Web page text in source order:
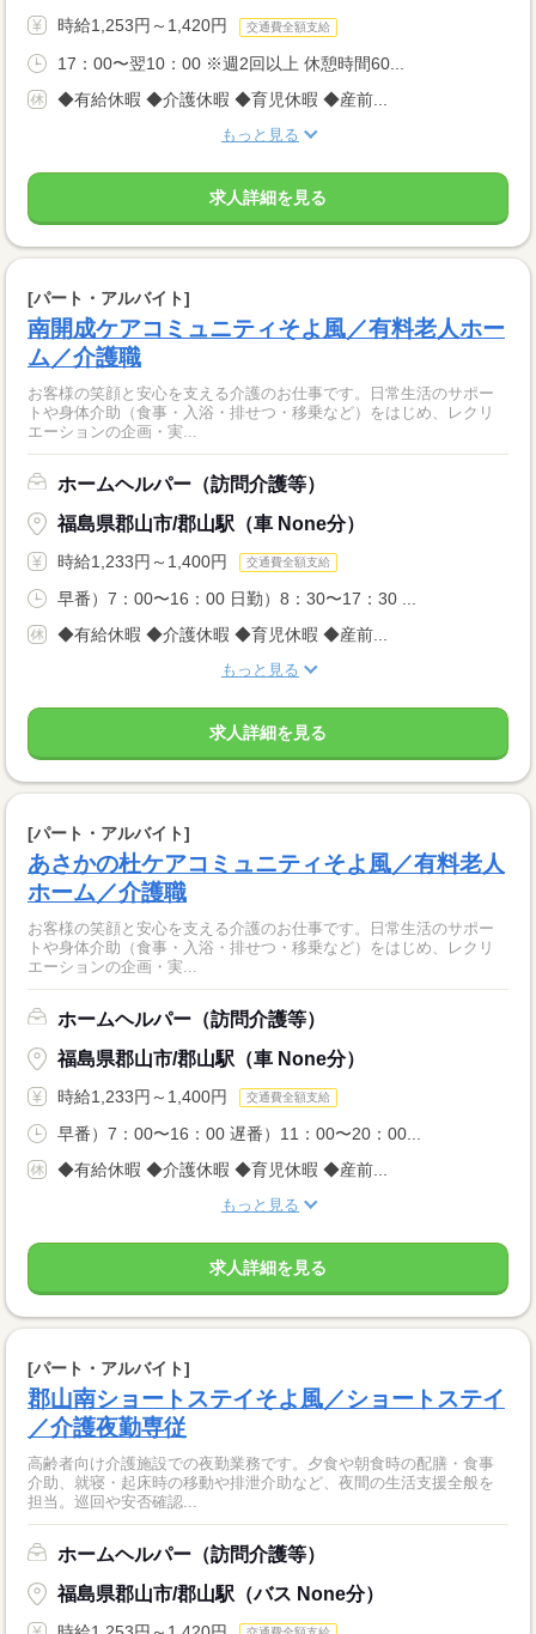
時給1,253円～1,420円 交通費全額支給
17：00〜翌10：00 ※週2回以上 休憩時間60...
◆有給休暇 ◆介護休暇 ◆育児休暇 ◆産前...
もっと見る
求人詳細を見る
[パート・アルバイト]
南開成ケアコミュニティそよ風／有料老人ホー
ム／介護職
お客様の笑顔と安心を支える介護のお仕事です。日常生活のサポー
トや身体介助（食事・入浴・排せつ・移乗など）をはじめ、レクリ
エーションの企画・実...
ホームヘルパー（訪問介護等）
福島県郡山市/郡山駅（車 None分）
時給1,233円～1,400円 交通費全額支給
早番）7：00〜16：00 日勤）8：30〜17：30 ...
◆有給休暇 ◆介護休暇 ◆育児休暇 ◆産前...
もっと見る
求人詳細を見る
[パート・アルバイト]
あさかの杜ケアコミュニティそよ風／有料老人
ホーム／介護職
お客様の笑顔と安心を支える介護のお仕事です。日常生活のサポー
トや身体介助（食事・入浴・排せつ・移乗など）をはじめ、レクリ
エーションの企画・実...
ホームヘルパー（訪問介護等）
福島県郡山市/郡山駅（車 None分）
時給1,233円～1,400円 交通費全額支給
早番）7：00〜16：00 遅番）11：00〜20：00...
◆有給休暇 ◆介護休暇 ◆育児休暇 ◆産前...
もっと見る
求人詳細を見る
[パート・アルバイト]
郡山南ショートステイそよ風／ショートステイ
／介護夜勤専従
高齢者向け介護施設での夜勤業務です。夕食や朝食時の配膳・食事
介助、就寝・起床時の移動や排泄介助など、夜間の生活支援全般を
担当。巡回や安否確認...
ホームヘルパー（訪問介護等）
福島県郡山市/郡山駅（バス None分）